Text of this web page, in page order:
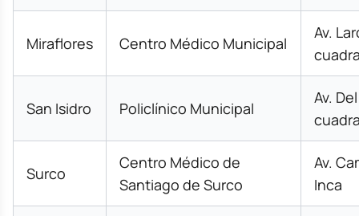
Miraflores Centro Médico Municipal
Av.
San Isidro Policlínico Municipal
Av.
Surco
Centro Médico de
Santiago de Surco
Av.
Inca